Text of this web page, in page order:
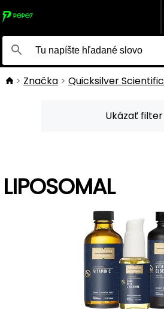
Značka Quicksilver Scientific
Ukázať filter
LIPOSOMAL